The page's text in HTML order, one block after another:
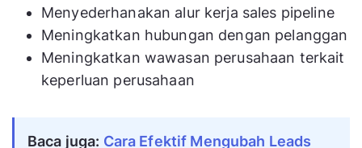
Menyederhanakan alur kerja sales pipeline
Meningkatkan hubungan dengan pelanggan
Meningkatkan wawasan perusahaan terkait
keperluan perusahaan
Baca juga: Cara Efektif Mengubah Leads